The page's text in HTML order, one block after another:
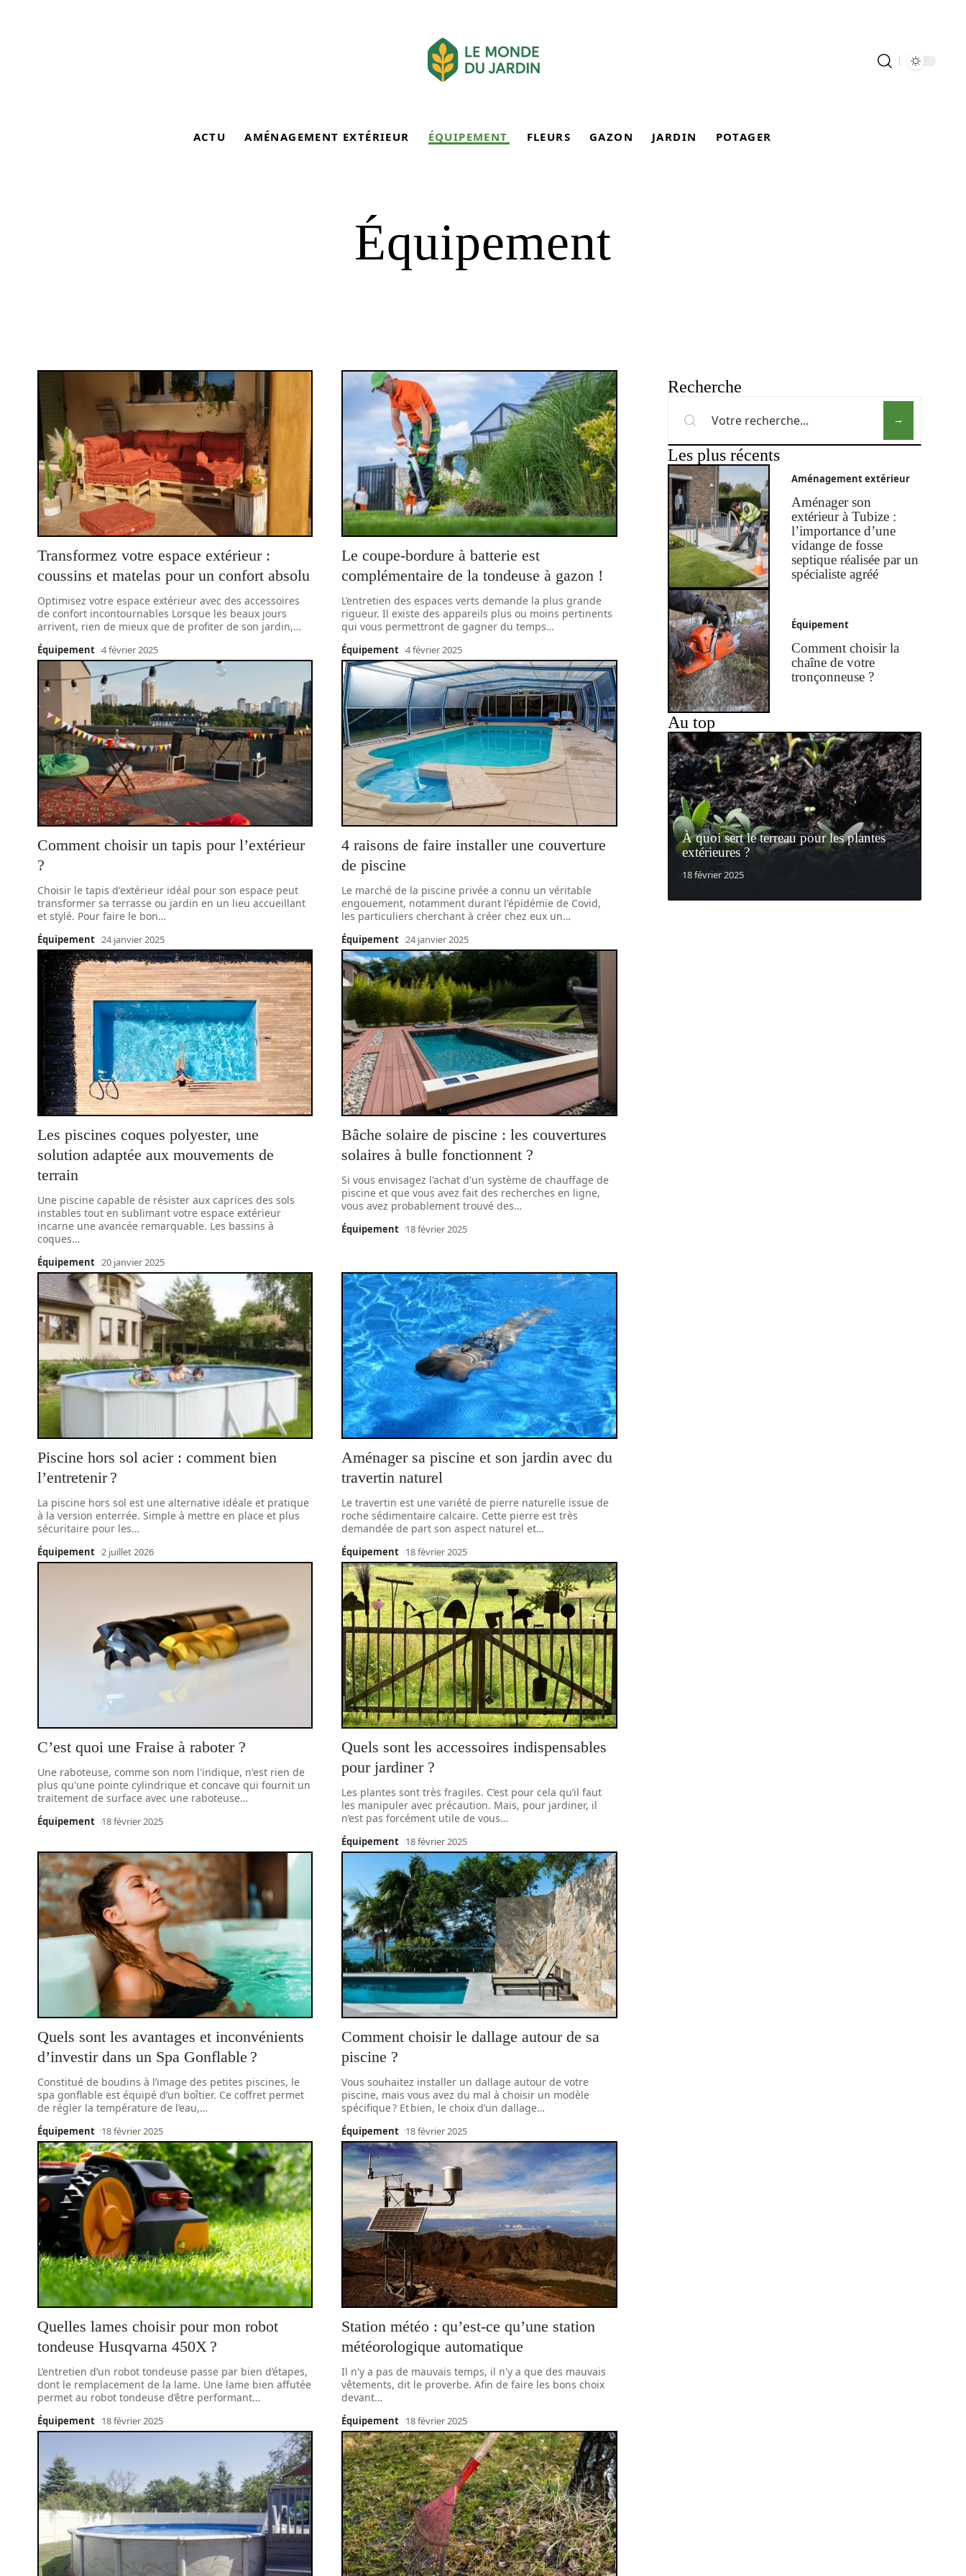
ACTU AMÉNAGEMENT EXTÉRIEUR ÉQUIPEMENT FLEURS GAZON JARDIN POTAGER
Équipement
Transformez votre espace extérieur :
coussins et matelas pour un confort absolu
Optimisez votre espace extérieur avec des accessoires
de confort incontournables Lorsque les beaux jours
arrivent, rien de mieux que de profiter de son jardin,…
Équipement 4 février 2025
Le coupe-bordure à batterie est
complémentaire de la tondeuse à gazon !
L’entretien des espaces verts demande la plus grande
rigueur. Il existe des appareils plus ou moins pertinents
qui vous permettront de gagner du temps…
Équipement 4 février 2025
Comment choisir un tapis pour l’extérieur
?
Choisir le tapis d'extérieur idéal pour son espace peut
transformer sa terrasse ou jardin en un lieu accueillant
et stylé. Pour faire le bon…
Équipement 24 janvier 2025
4 raisons de faire installer une couverture
de piscine
Le marché de la piscine privée a connu un véritable
engouement, notamment durant l'épidémie de Covid,
les particuliers cherchant à créer chez eux un…
Équipement 24 janvier 2025
Les piscines coques polyester, une
solution adaptée aux mouvements de
terrain
Une piscine capable de résister aux caprices des sols
instables tout en sublimant votre espace extérieur
incarne une avancée remarquable. Les bassins à
coques…
Équipement 20 janvier 2025
Bâche solaire de piscine : les couvertures
solaires à bulle fonctionnent ?
Si vous envisagez l'achat d'un système de chauffage de
piscine et que vous avez fait des recherches en ligne,
vous avez probablement trouvé des…
Équipement 18 février 2025
Piscine hors sol acier : comment bien
l’entretenir ?
La piscine hors sol est une alternative idéale et pratique
à la version enterrée. Simple à mettre en place et plus
sécuritaire pour les…
Équipement 2 juillet 2026
Aménager sa piscine et son jardin avec du
travertin naturel
Le travertin est une variété de pierre naturelle issue de
roche sédimentaire calcaire. Cette pierre est très
demandée de part son aspect naturel et…
Équipement 18 février 2025
C’est quoi une Fraise à raboter ?
Une raboteuse, comme son nom l'indique, n'est rien de
plus qu'une pointe cylindrique et concave qui fournit un
traitement de surface avec une raboteuse…
Équipement 18 février 2025
Quels sont les accessoires indispensables
pour jardiner ?
Les plantes sont très fragiles. C’est pour cela qu’il faut
les manipuler avec précaution. Mais, pour jardiner, il
n’est pas forcément utile de vous…
Équipement 18 février 2025
Quels sont les avantages et inconvénients
d’investir dans un Spa Gonflable ?
Constitué de boudins à l’image des petites piscines, le
spa gonflable est équipé d’un boîtier. Ce coffret permet
de régler la température de l’eau,…
Équipement 18 février 2025
Comment choisir le dallage autour de sa
piscine ?
Vous souhaitez installer un dallage autour de votre
piscine, mais vous avez du mal à choisir un modèle
spécifique ? Et bien, le choix d’un dallage…
Équipement 18 février 2025
Quelles lames choisir pour mon robot
tondeuse Husqvarna 450X ?
L’entretien d’un robot tondeuse passe par bien d’étapes,
dont le remplacement de la lame. Une lame bien affutée
permet au robot tondeuse d’être performant…
Équipement 18 février 2025
Station météo : qu’est-ce qu’une station
météorologique automatique
Il n'y a pas de mauvais temps, il n'y a que des mauvais
vêtements, dit le proverbe. Afin de faire les bons choix
devant…
Équipement 18 février 2025
Recherche
Les plus récents
Aménagement extérieur
Aménager son
extérieur à Tubize :
l’importance d’une
vidange de fosse
septique réalisée par un
spécialiste agréé
Équipement
Comment choisir la
chaîne de votre
tronçonneuse ?
Au top
À quoi sert le terreau pour les plantes
extérieures ?
18 février 2025